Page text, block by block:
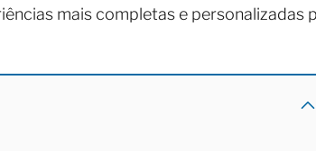
mais completas e personalizadas